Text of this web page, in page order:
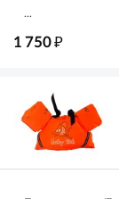
...
1 750₽